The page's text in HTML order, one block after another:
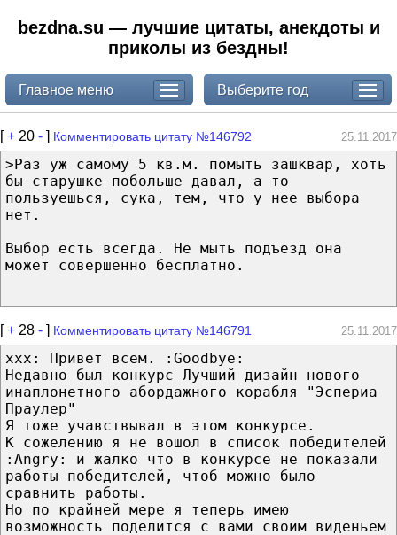
bezdna.su — лучшие цитаты, анекдоты и
приколы из бездны!
Главное меню Выберите год
[+ 20 - ] Комментировать цитату №146792 25.11.2017
>Раз уж самому 5 кв.м. помыть зашквар, хоть
бы старушке побольше давал, а то
пользуешься, сука, тем, что у нее выбора
нет.
Выбор есть всегда. Не мыть подъезд она
может совершенно бесплатно.
[+ 28 - ] Комментировать цитату №146791 25.11.2017
ххх: Привет всем. :Goodbye:
Недавно был конкурс Лучший дизайн нового
инаплонетного абордажного корабля "Эспериа
Праулер"
Я тоже учавствывал в этом конкурсе.
К сожелению я не вошол в список победителей
:Angry: и жалко что в конкурсе не показали
работы победителей, чтоб можно было
сравнить работы.
Но по крайней мере я теперь имею
возможность поделится с вами своим виденьем